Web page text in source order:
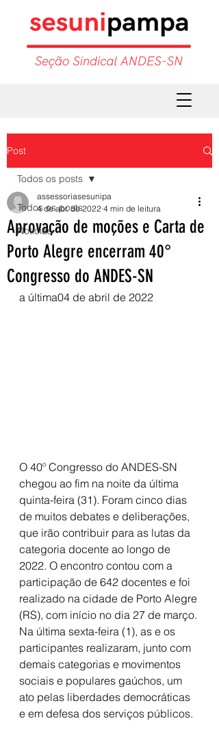
Post
Todos os posts
Notícias
Todos os posts
Aprovação de moções e Carta de
Porto Alegre encerram 40°
Congresso do ANDES-SN
assessoriasesunipa
4 de abr. de 2022 4 min de leitura
a última04 de abril de 2022
O 40º Congresso do ANDES-SN
chegou ao fim na noite da última
quinta-feira (31). Foram cinco dias
de muitos debates e deliberações,
que irão contribuir para as lutas da
categoria docente ao longo de
2022. O encontro contou com a
participação de 642 docentes e foi
realizado na cidade de Porto Alegre
(RS), com início no dia 27 de março.
Na última sexta-feira (1), as e os
participantes realizaram, junto com
demais categorias e movimentos
sociais e populares gaúchos, um
ato pelas liberdades democráticas
e em defesa dos serviços públicos.